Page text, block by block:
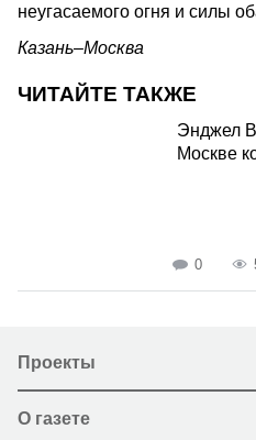
неугасаемого огня и силы
Казань–Москва
ЧИТАЙТЕ ТАКЖЕ
Энджел
Москве
0
Проекты
О газете